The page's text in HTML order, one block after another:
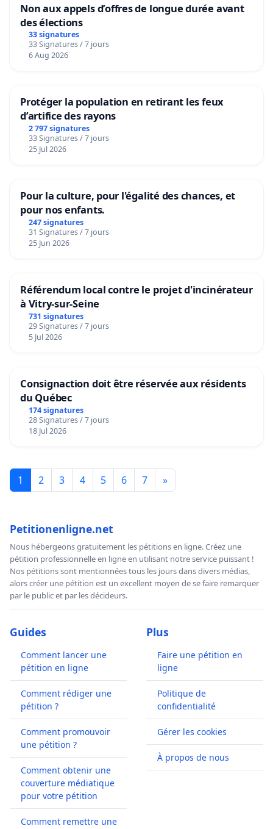
Non aux appels d’offres de longue durée avant
des élections
33 signatures
33 Signatures / 7 jours
6 Aug 2026
Protéger la population en retirant les feux
d’artifice des rayons
2 797 signatures
33 Signatures / 7 jours
25 Jul 2026
Pour la culture, pour l'égalité des chances, et
pour nos enfants.
247 signatures
31 Signatures / 7 jours
25 Jun 2026
Référendum local contre le projet d'incinérateur
à Vitry-sur-Seine
731 signatures
29 Signatures / 7 jours
5 Jul 2026
Consignaction doit être réservée aux résidents
du Québec
174 signatures
28 Signatures / 7 jours
18 Jul 2026
1 2 3 4 5 6 7 »
Petitionenligne.net
Nous hébergeons gratuitement les pétitions en ligne. Créez une
pétition professionnelle en ligne en utilisant notre service puissant !
Nos pétitions sont mentionnées tous les jours dans divers médias,
alors créer une pétition est un excellent moyen de se faire remarquer
par le public et par les décideurs.
Guides
Comment lancer une
pétition en ligne
Comment rédiger une
pétition ?
Comment promouvoir
une pétition ?
Comment obtenir une
couverture médiatique
pour votre pétition
Comment remettre une
Plus
Faire une pétition en
ligne
Politique de
confidentialité
Gérer les cookies
À propos de nous